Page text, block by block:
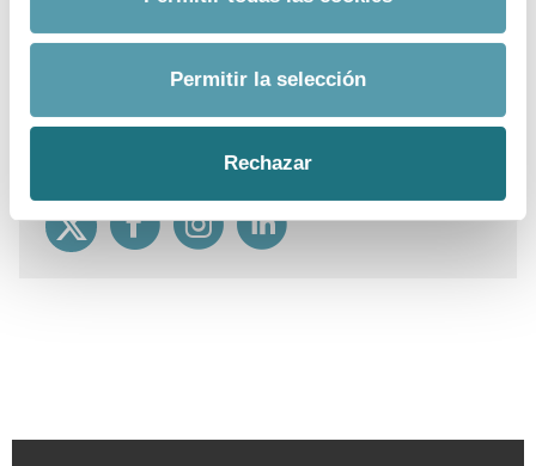
Permitir la selección
Rechazar
Teléfono:915 159 350
https://www.farmaindustria.es/web/prensa/